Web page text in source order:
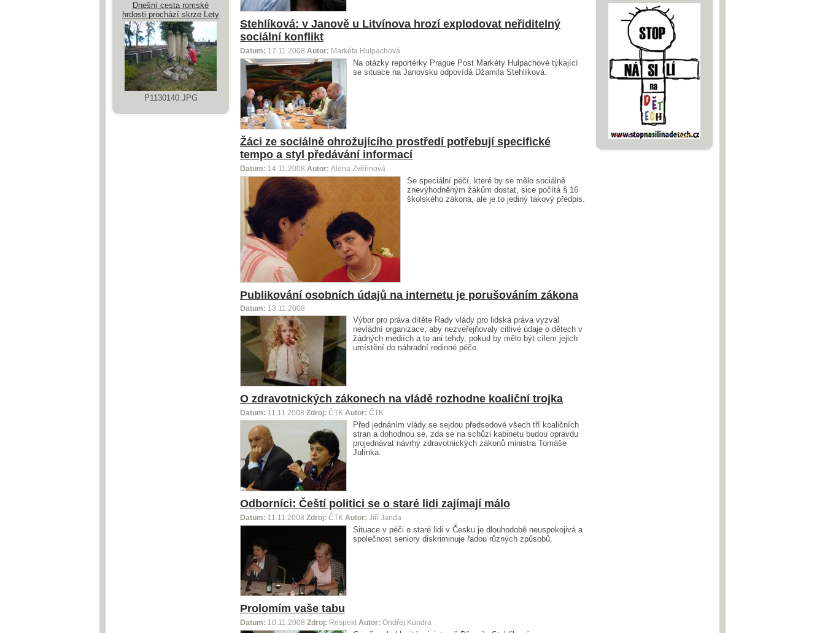
Stehlíková: v Janově u Litvínova hrozí explodovat neřiditelný
sociální konflikt
Datum: 17.11.2008 Autor: Markéta Hulpachová
Na otázky reportérky Prague Post Markéty Hulpachové týkající
se situace na Janovsku odpovídá Džamila Stehlíková.
Žáci ze sociálně ohrožujícího prostředí potřebují specifické
tempo a styl předávání informací
Datum: 14.11.2008 Autor: Alena Zvěřinová
Se speciální péčí, které by se mělo sociálně
znevýhodněným žákům dostat, sice počítá § 16
školského zákona, ale je to jediný takový předpis.
Publikování osobních údajů na internetu je porušováním zákona
Datum: 13.11.2008
Výbor pro práva dítěte Rady vlády pro lidská práva vyzval
nevládní organizace, aby nezveřejňovaly citlivé údaje o dětech v
žádných mediích a to ani tehdy, pokud by mělo být cílem jejich
umístění do náhradní rodinné péče.
O zdravotnických zákonech na vládě rozhodne koaliční trojka
Datum: 11.11.2008 Zdroj: ČTK Autor: ČTK
Před jednáním vlády se sejdou předsedové všech tří koaličních
stran a dohodnou se, zda se na schůzi kabinetu budou opravdu
projednávat návrhy zdravotnických zákonů ministra Tomáše
Julínka.
Odborníci: Čeští politici se o staré lidi zajímají málo
Datum: 11.11.2008 Zdroj: ČTK Autor: Jiří Janda
Situace v péči o staré lidi v Česku je dlouhodobě neuspokojivá a
společnost seniory diskriminuje řadou různých způsobů.
Prolomím vaše tabu
Datum: 10.11.2008 Zdroj: Respekt Autor: Ondřej Kundra
Dnešní cesta romské
hrdosti prochází skrze Lety
P1130140.JPG